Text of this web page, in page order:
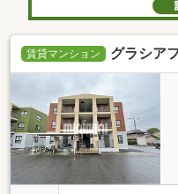
賃貸マンション グラシア